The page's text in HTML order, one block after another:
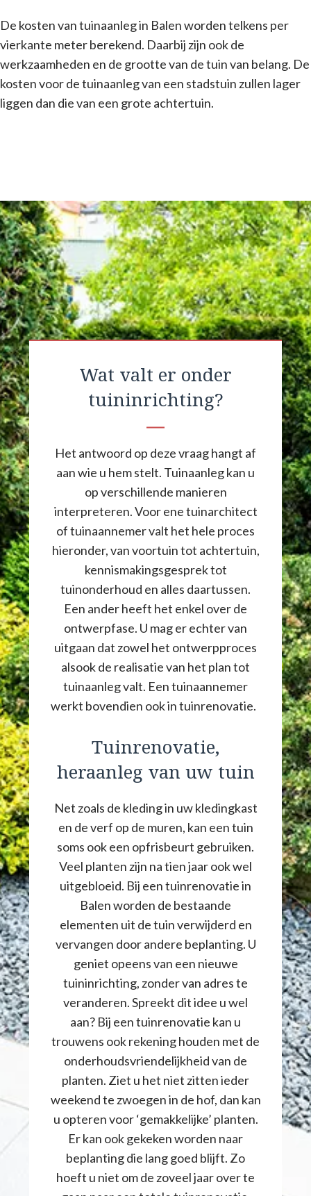
De kosten van tuinaanleg in Balen worden telkens per
vierkante meter berekend. Daarbij zijn ook de
werkzaamheden en de grootte van de tuin van belang. De
kosten voor de tuinaanleg van een stadstuin zullen lager
liggen dan die van een grote achtertuin.
Wat valt er onder
tuininrichting?
Het antwoord op deze vraag hangt af
aan wie u hem stelt. Tuinaanleg kan u
op verschillende manieren
interpreteren. Voor ene tuinarchitect
of tuinaannemer valt het hele proces
hieronder, van voortuin tot achtertuin,
kennismakingsgesprek tot
tuinonderhoud en alles daartussen.
Een ander heeft het enkel over de
ontwerpfase. U mag er echter van
uitgaan dat zowel het ontwerpproces
alsook de realisatie van het plan tot
tuinaanleg valt. Een tuinaannemer
werkt bovendien ook in tuinrenovatie.
Tuinrenovatie,
heraanleg van uw tuin
Net zoals de kleding in uw kledingkast
en de verf op de muren, kan een tuin
soms ook een opfrisbeurt gebruiken.
Veel planten zijn na tien jaar ook wel
uitgebloeid. Bij een tuinrenovatie in
Balen worden de bestaande
elementen uit de tuin verwijderd en
vervangen door andere beplanting. U
geniet opeens van een nieuwe
tuininrichting, zonder van adres te
veranderen. Spreekt dit idee u wel
aan? Bij een tuinrenovatie kan u
trouwens ook rekening houden met de
onderhoudsvriendelijkheid van de
planten. Ziet u het niet zitten ieder
weekend te zwoegen in de hof, dan kan
u opteren voor ‘gemakkelijke’ planten.
Er kan ook gekeken worden naar
beplanting die lang goed blijft. Zo
hoeft u niet om de zoveel jaar over te